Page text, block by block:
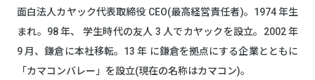
面白法人カヤック代表取締役 CEO(最高経営責任者)。1974 年生
まれ。98 年、 学生時代の友人 3 人でカヤックを設立。2002 年
9 月、鎌倉に本社移転。13 年 に鎌倉を拠点にする企業とともに
「カマコンバレー」を設立(現在の名称はカマコン)。